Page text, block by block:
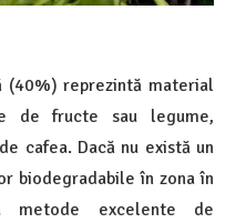
reprezintă material
de fructe sau legume,
cafea. Dacă nu există un
biodegradabile în zona în
metode excelente de